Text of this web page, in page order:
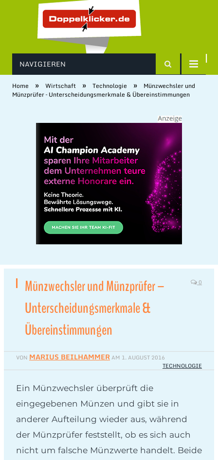
NAVIGIEREN
Home » Wirtschaft » Technologie »
Münzwechsler und
Münzprüfer – Unterscheidungsmerkmale & Übereinstimmungen
Münzwechsler und Münzprüfer –
Unterscheidungsmerkmale &
Übereinstimmungen
0
VON MARIUS BEILHAMMERAM 1. AUGUST 2016
TECHNOLOGIE
Ein Münzwechsler überprüft die
eingegebenen Münzen und gibt sie in
anderer Aufteilung wieder aus, während
der Münzprüfer feststellt, ob es sich auch
nicht um falsche Münzwerte handelt. Beide